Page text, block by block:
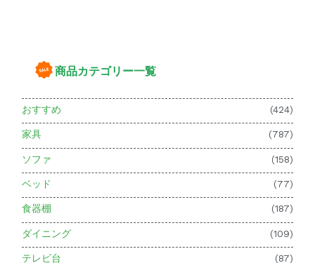
商品カテゴリー一覧
おすすめ (424)
家具 (787)
ソファ (158)
ベッド (77)
食器棚 (187)
ダイニング (109)
テレビ台 (87)